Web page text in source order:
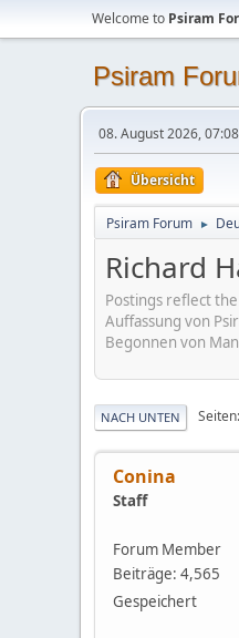
Welcome to Psiram
Psiram
08. August 2026,
Übersicht
Psiram Forum ►
Richard
Postings reflect
Auffassung von
Begonnen von
NACH UNTEN Seiten
Conina
Staff
Forum Member
Beiträge: 4,565
Gespeichert